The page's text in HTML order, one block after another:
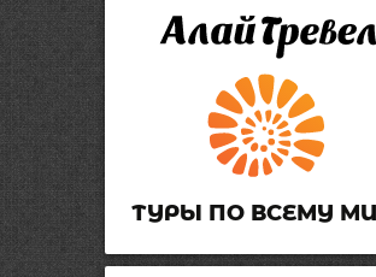
ТУРЫ ПО ВСЕМУ